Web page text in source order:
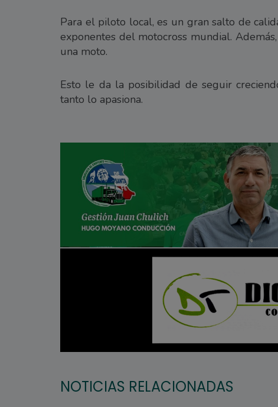
Para el piloto local, es un gran salto de
exponentes del motocross mundial.
una moto.
Esto le da la posibilidad de seguir
tanto lo apasiona.
NOTICIAS RELACIONADAS